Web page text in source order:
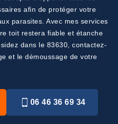
afin de protéger votre
parasites. Avec mes services
toit restera fiable et étanche
dans le 83630, contactez-
et le démoussage de votre
06 46 36 69 34